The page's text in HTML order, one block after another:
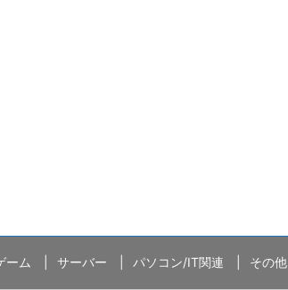
ーム サーバー パソコン/IT関連 その他